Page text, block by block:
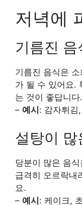
저녁에
기름진 음
기름진 음식은
가 될 수 있어요.
는 것이 좋답니다.
– 예시 : 감자튀김
설탕이 많
당분이 많은 음
급격히 오르락내
요.
– 예시: 케이크,